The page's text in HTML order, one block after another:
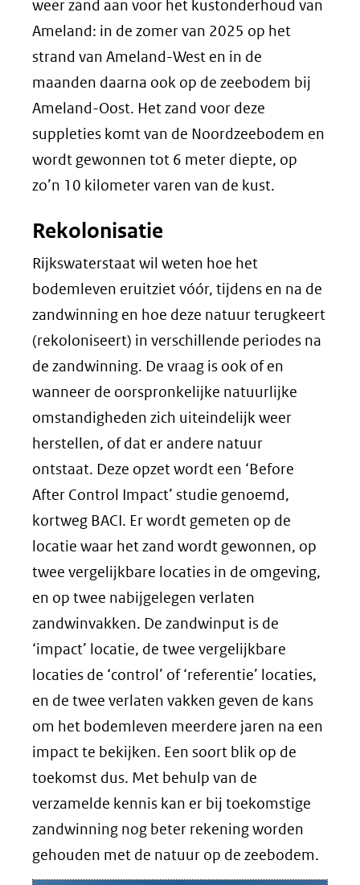
weer zand aan voor het kustonderhoud van
Ameland: in de zomer van 2025 op het
strand van Ameland-West en in de
maanden daarna ook op de zeebodem bij
Ameland-Oost. Het zand voor deze
suppleties komt van de Noordzeebodem en
wordt gewonnen tot 6 meter diepte, op
zo’n 10 kilometer varen van de kust.
Rekolonisatie
Rijkswaterstaat wil weten hoe het
bodemleven eruitziet vóór, tijdens en na de
zandwinning en hoe deze natuur terugkeert
(rekoloniseert) in verschillende periodes na
de zandwinning. De vraag is ook of en
wanneer de oorspronkelijke natuurlijke
omstandigheden zich uiteindelijk weer
herstellen, of dat er andere natuur
ontstaat. Deze opzet wordt een ‘Before
After Control Impact’ studie genoemd,
kortweg BACI. Er wordt gemeten op de
locatie waar het zand wordt gewonnen, op
twee vergelijkbare locaties in de omgeving,
en op twee nabijgelegen verlaten
zandwinvakken. De zandwinput is de
‘impact’ locatie, de twee vergelijkbare
locaties de ‘control’ of ‘referentie’ locaties,
en de twee verlaten vakken geven de kans
om het bodemleven meerdere jaren na een
impact te bekijken. Een soort blik op de
toekomst dus. Met behulp van de
verzamelde kennis kan er bij toekomstige
zandwinning nog beter rekening worden
gehouden met de natuur op de zeebodem.